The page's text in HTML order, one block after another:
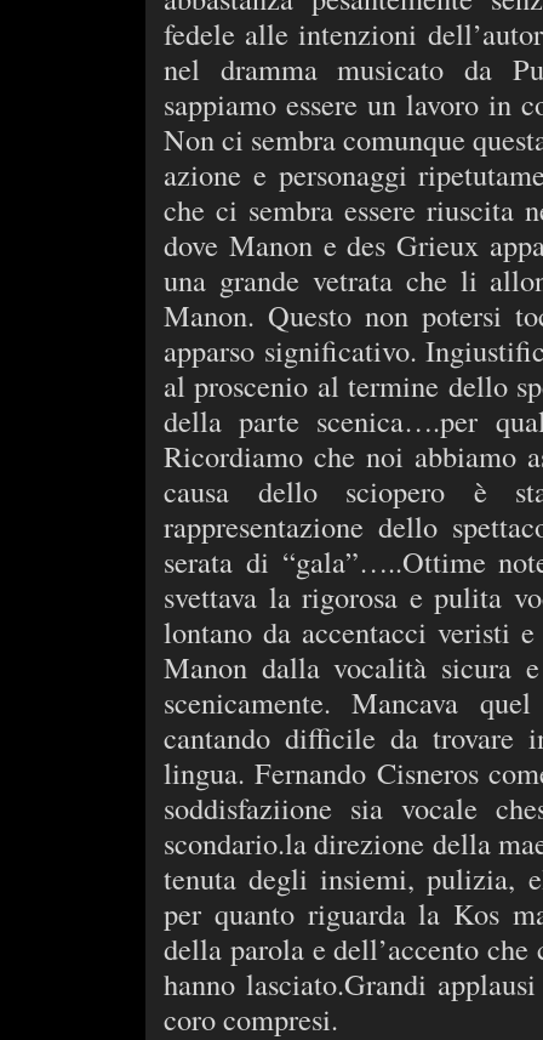
fedele alle intenzioni
nel dramma musicato da
sappiamo essere un lavoro in
Non ci sembra comunque
azione e personaggi
che ci sembra essere riuscita
dove Manon e des Grieux
una grande vetrata che li
Manon. Questo non potersi
apparso significativo.
al proscenio al termine dello
della parte scenica….per
Ricordiamo che noi abbiamo
causa dello sciopero è
rappresentazione dello
serata di “gala”…..Ottime
svettava la rigorosa e pulita
lontano da accentacci veristi
Manon dalla vocalità sicura
scenicamente. Mancava
cantando difficile da trovare
lingua. Fernando Cisneros
soddisfaziione sia vocale
scondario.la direzione della
tenuta degli insiemi, pulizia,
per quanto riguarda la Kos
della parola e dell’accento
hanno lasciato.Grandi
coro compresi.